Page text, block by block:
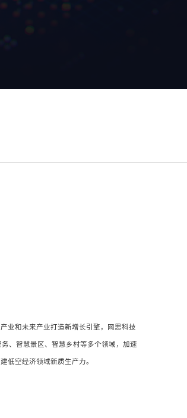
业和未来产业打造新增长引擎，网思科技
、智慧景区、智慧乡村等多个领域，加速
低空经济领域新质生产力。